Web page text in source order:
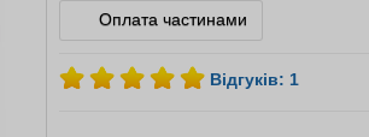
Оплата частинами
Відгуків: 1